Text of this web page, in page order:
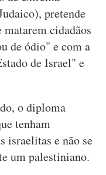
pretende
cidadãos
de ódio" e com a
de Israel" e
o diploma
tenham
israelitas e não se
um palestiniano.